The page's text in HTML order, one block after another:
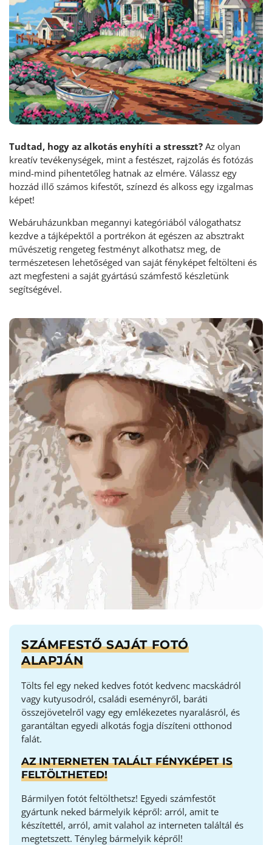
Tudtad, hogy az alkotás enyhíti a stresszt? Az olyan
kreatív tevékenységek, mint a festészet, rajzolás és fotózás
mind-mind pihentetőleg hatnak az elmére. Válassz egy
hozzád illő számos kifestőt, színezd és alkoss egy izgalmas
képet!
Webáruházunkban megannyi kategóriából válogathatsz
kezdve a tájképektől a portrékon át egészen az absztrakt
művészetig rengeteg festményt alkothatsz meg, de
természetesen lehetőséged van saját fényképet feltölteni és
azt megfesteni a saját gyártású számfestő készletünk
segítségével.
SZÁMFESTŐ SAJÁT FOTÓ
ALAPJÁN
Tölts fel egy neked kedves fotót kedvenc macskádról
vagy kutyusodról, családi eseményről, baráti
összejövetelről vagy egy emlékezetes nyaralásról, és
garantáltan egyedi alkotás fogja díszíteni otthonod
falát.
AZ INTERNETEN TALÁLT FÉNYKÉPET IS
FELTÖLTHETED!
Bármilyen fotót feltölthetsz! Egyedi számfestőt
gyártunk neked bármelyik képről: arról, amit te
készítettél, arról, amit valahol az interneten találtál és
megtetszett. Tényleg bármelyik képről!